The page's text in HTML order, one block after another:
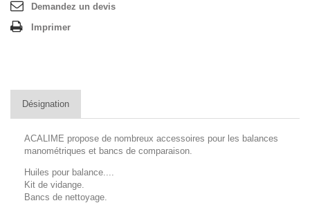
Demandez un devis
Imprimer
Désignation
ACALIME propose de nombreux accessoires pour les balances
manométriques et bancs de comparaison.
Huiles pour balance....
Kit de vidange.
Bancs de nettoyage.